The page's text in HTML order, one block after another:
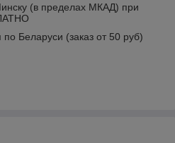
(в пределах МКАД) при
Беларуси (заказ от 50 руб)